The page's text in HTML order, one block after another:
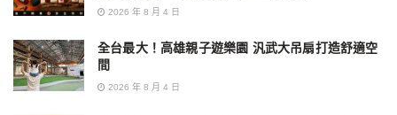
2026 年 8 月 4 日
全台最大！高雄親子遊樂園 汎武大吊扇打造舒適空
間
2026 年 8 月 4 日